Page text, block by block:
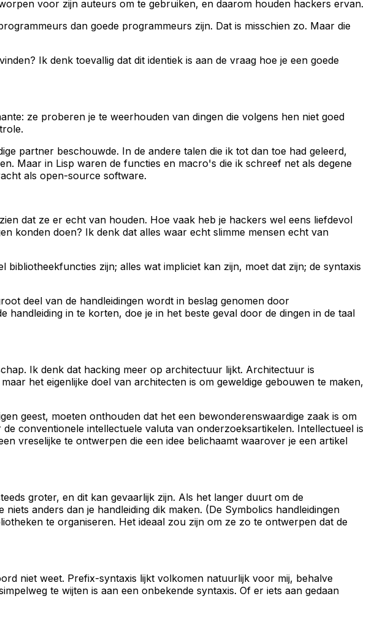
voor zijn auteurs om te gebruiken, en daarom houden hackers ervan.
dan goede programmeurs zijn. Dat is misschien zo. Maar die
Ik denk toevallig dat dit identiek is aan de vraag hoe je een goede
ze proberen je te weerhouden van dingen die volgens hen niet goed
partner beschouwde. In de andere talen die ik tot dan toe had geleerd,
Maar in Lisp waren de functies en macro's die ik schreef net als degene
als open-source software.
dat ze er echt van houden. Hoe vaak heb je hackers wel eens liefdevol
konden doen? Ik denk dat alles waar echt slimme mensen echt van
zijn; alles wat impliciet kan zijn, moet dat zijn; de syntaxis
deel van de handleidingen wordt in beslag genomen door
in te korten, doe je in het beste geval door de dingen in de taal
Ik denk dat hacking meer op architectuur lijkt. Architectuur is
het eigenlijke doel van architecten is om geweldige gebouwen te maken,
geest, moeten onthouden dat het een bewonderenswaardige zaak is om
conventionele intellectuele valuta van onderzoeksartikelen. Intellectueel is
vreselijke te ontwerpen die een idee belichaamt waarover je een artikel
groter, en dit kan gevaarlijk zijn. Als het langer duurt om de
anders dan je handleiding dik maken. (De Symbolics handleidingen
te organiseren. Het ideaal zou zijn om ze zo te ontwerpen dat de
niet weet. Prefix-syntaxis lijkt volkomen natuurlijk voor mij, behalve
te wijten is aan een onbekende syntaxis. Of er iets aan gedaan